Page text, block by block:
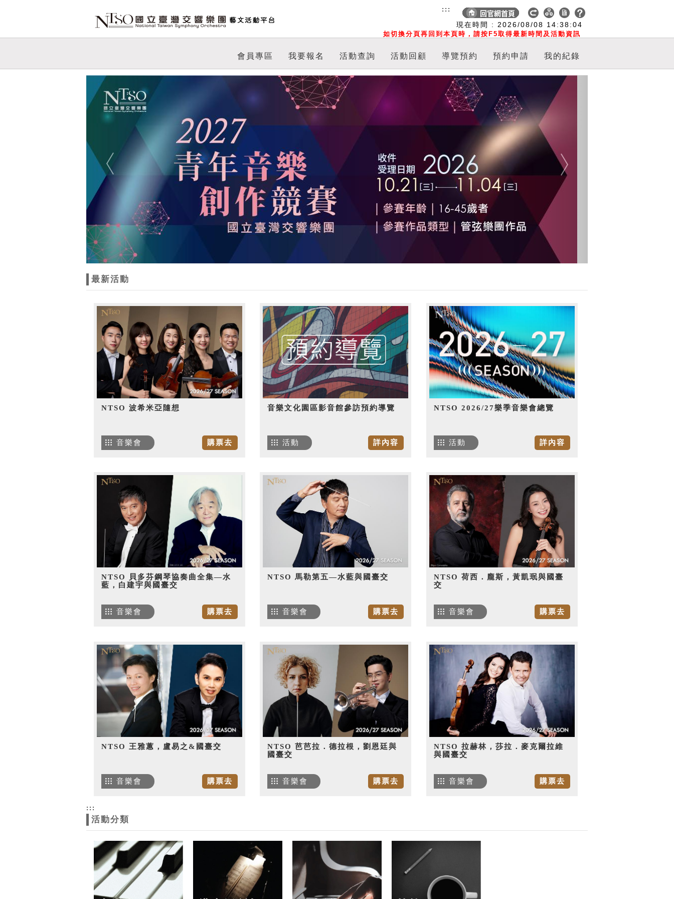
現在時間 : 2026/08/08 14:38:04
如切換分頁再回到本頁時，請按F5取得最新時間及活動資訊
:::
會員專區 我要報名 活動查詢 活動回顧 導覽預約 預約申請 我的紀錄
Previous Next
最新活動
NTSO 波希米亞隨想
購票去
音樂會
音樂文化園區影音館參訪預約導覽
詳內容
活動
NTSO 2026/27樂季音樂會總覽
詳內容
活動
NTSO 貝多芬鋼琴協奏曲全集—水
藍，白建宇與國臺交
購票去
音樂會
NTSO 馬勒第五—水藍與國臺交
購票去
音樂會
NTSO 荷西．龐斯，黃凱珉與國臺
交
購票去
音樂會
NTSO 王雅蕙，盧易之&國臺交
購票去
音樂會
NTSO 芭芭拉．德拉根，劉恩廷與
國臺交
購票去
音樂會
NTSO 拉赫林，莎拉．麥克爾拉維
與國臺交
購票去
音樂會
:::
活動分類